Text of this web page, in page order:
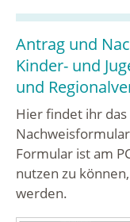
Antrag und
Kinder- und
und
Hier findet ihr
Formular ist am
nutzen zu
werden.